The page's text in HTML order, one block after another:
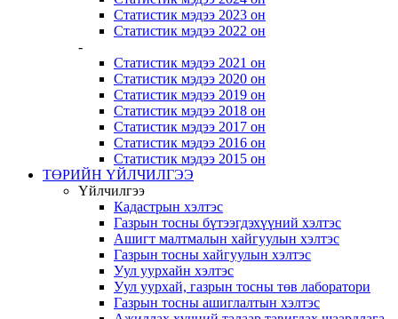
Статистик мэдээ 2023 он
Статистик мэдээ 2022 он
-
Статистик мэдээ 2021 он
Статистик мэдээ 2020 он
Статистик мэдээ 2019 он
Статистик мэдээ 2018 он
Статистик мэдээ 2017 он
Статистик мэдээ 2016 он
Статистик мэдээ 2015 он
ТӨРИЙН ҮЙЛЧИЛГЭЭ
Үйлчилгээ
Кадастрын хэлтэс
Газрын тосны бүтээгдэхүүний хэлтэс
Ашигт малтмалын хайгуулын хэлтэс
Газрын тосны хайгуулын хэлтэс
Уул уурхайн хэлтэс
Уул уурхай, газрын тосны төв лаборатори
Газрын тосны ашиглалтын хэлтэс